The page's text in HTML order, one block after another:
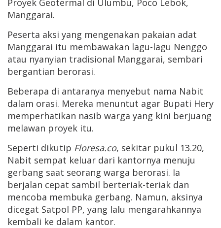
Proyek Geotermal di Ulumbu, Poco Lebok,
Manggarai.
Peserta aksi yang mengenakan pakaian adat
Manggarai itu membawakan lagu-lagu Nenggo
atau nyanyian tradisional Manggarai, sembari
bergantian berorasi.
Beberapa di antaranya menyebut nama Nabit
dalam orasi. Mereka menuntut agar Bupati Hery
memperhatikan nasib warga yang kini berjuang
melawan proyek itu.
Seperti dikutip Floresa.co, sekitar pukul 13.20,
Nabit sempat keluar dari kantornya menuju
gerbang saat seorang warga berorasi. Ia
berjalan cepat sambil berteriak-teriak dan
mencoba membuka gerbang. Namun, aksinya
dicegat Satpol PP, yang lalu mengarahkannya
kembali ke dalam kantor.